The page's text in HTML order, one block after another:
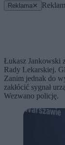
Reklama ✕
Łukasz Jankowski
Rady Lekarskiej.
Zanim jednak do
zakłócić sygnał
Wezwano policję.